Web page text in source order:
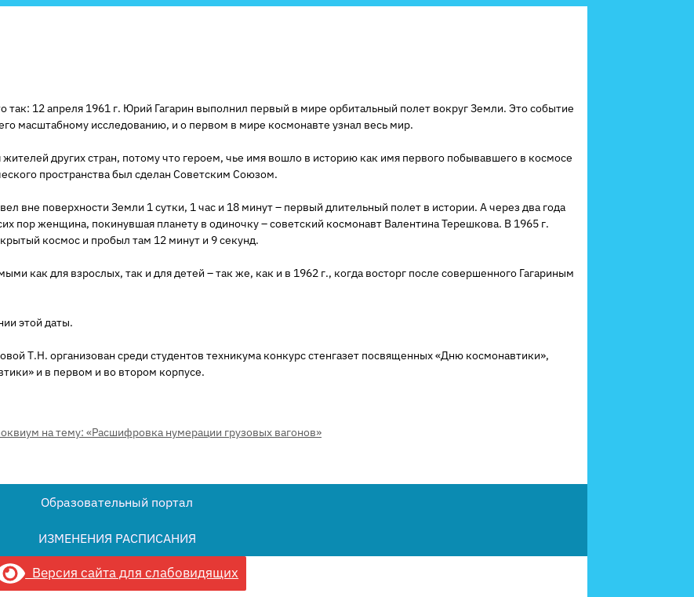
12 апреля 1961 г. Юрий Гагарин выполнил первый в мире орбитальный полет вокруг Земли. Это событие
масштабному исследованию, и о первом в мире космонавте узнал весь мир.
других стран, потому что героем, чье имя вошло в историю как имя первого побывавшего в космосе
пространства был сделан Советским Союзом.
вне поверхности Земли 1 сутки, 1 час и 18 минут – первый длительный полет в истории. А через два года
пор женщина, покинувшая планету в одиночку – советский космонавт Валентина Терешкова. В 1965 г.
космос и пробыл там 12 минут и 9 секунд.
как для взрослых, так и для детей – так же, как и в 1962 г., когда восторг после совершенного Гагариным
этой даты.
Т.Н. организован среди студентов техникума конкурс стенгазет посвященных «Дню космонавтики»,
и в первом и во втором корпусе.
на тему: «Расшифровка нумерации грузовых вагонов»
Образовательный портал
ИЗМЕНЕНИЯ РАСПИСАНИЯ
Версия сайта для слабовидящих